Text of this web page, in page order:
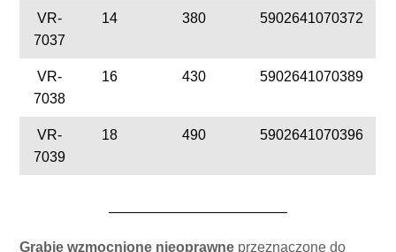
VR-
7037
14 380 5902641070372
VR-
7038
16 430 5902641070389
VR-
7039
18 490 5902641070396
Grabie wzmocnione nieoprawne przeznaczone do